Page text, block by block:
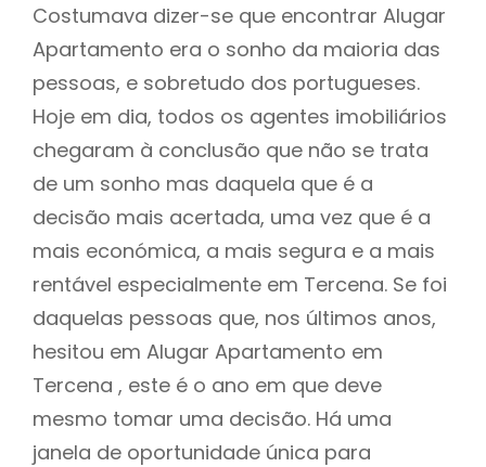
Costumava dizer-se que encontrar Alugar
Apartamento era o sonho da maioria das
pessoas, e sobretudo dos portugueses.
Hoje em dia, todos os agentes imobiliários
chegaram à conclusão que não se trata
de um sonho mas daquela que é a
decisão mais acertada, uma vez que é a
mais económica, a mais segura e a mais
rentável especialmente em Tercena. Se foi
daquelas pessoas que, nos últimos anos,
hesitou em Alugar Apartamento em
Tercena , este é o ano em que deve
mesmo tomar uma decisão. Há uma
janela de oportunidade única para